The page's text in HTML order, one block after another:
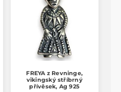
FREYA z Revninge,
vikingský stříbrný
přívěsek, Ag 925